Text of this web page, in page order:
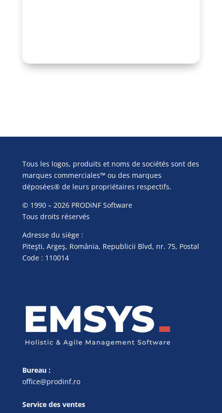
Tous les logos, produits et noms de sociétés sont des
marques commerciales™ ou des marques
déposées® de leurs propriétaires respectifs.
© 1990 – 2026 PRODiNF Software
Tous droits réservés
Adresse du siège :
Piteşti, Argeş, România, Republicii Blvd, nr. 75, Postal
Code : 110014
Bureau :
office@prodinf.ro
Service des ventes